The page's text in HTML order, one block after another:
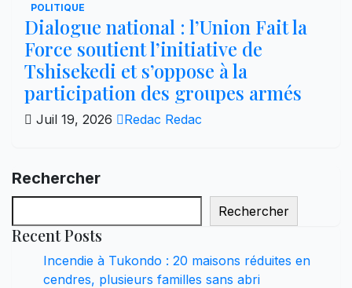
POLITIQUE
Dialogue national : l’Union Fait la
Force soutient l’initiative de
Tshisekedi et s’oppose à la
participation des groupes armés
Juil 19, 2026 Redac Redac
Rechercher
Rechercher
Recent Posts
Incendie à Tukondo : 20 maisons réduites en
cendres, plusieurs familles sans abri